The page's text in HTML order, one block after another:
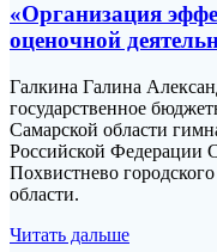
«Организация
оценочной
Галкина Галина
государственное
Самарской области
Российской Федерации
Похвистнево
области.
Читать дальше